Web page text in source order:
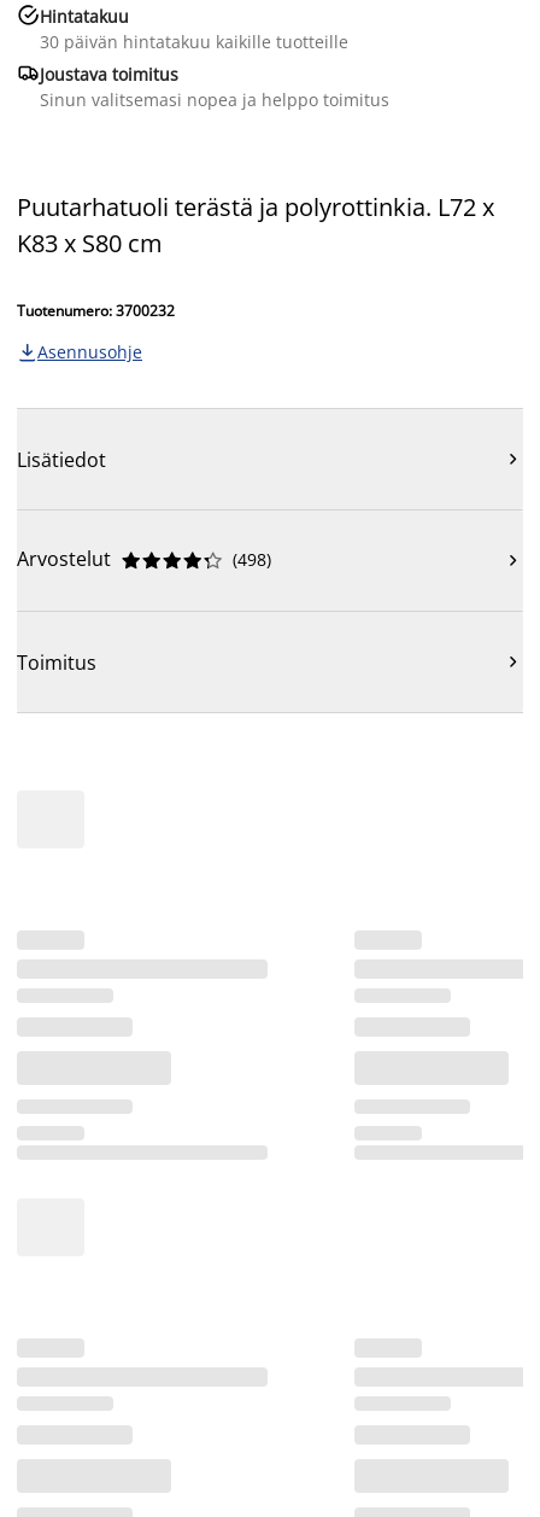
Hintatakuu
30 päivän hintatakuu kaikille tuotteille
Joustava toimitus
Sinun valitsemasi nopea ja helppo toimitus
Puutarhatuoli terästä ja polyrottinkia. L72 x
K83 x S80 cm
Tuotenumero: 3700232
 Asennusohje
Lisätiedot 
Arvostelut 




 (498) 
Toimitus 